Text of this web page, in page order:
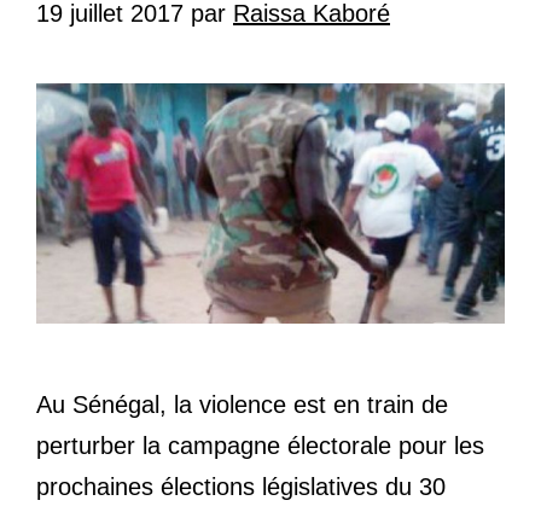
19 juillet 2017 par Raissa Kaboré
Au Sénégal, la violence est en train de
perturber la campagne électorale pour les
prochaines élections législatives du 30